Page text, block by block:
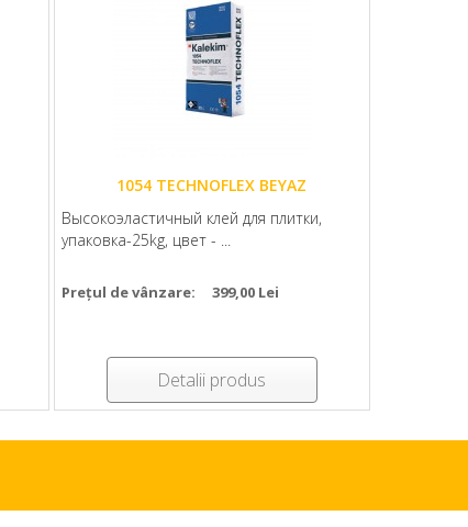
1054 TECHNOFLEX BEYAZ
Высокоэластичный клей для плитки,
упаковка-25kg, цвет - ...
Prețul de vânzare: 399,00 Lei
Detalii produs